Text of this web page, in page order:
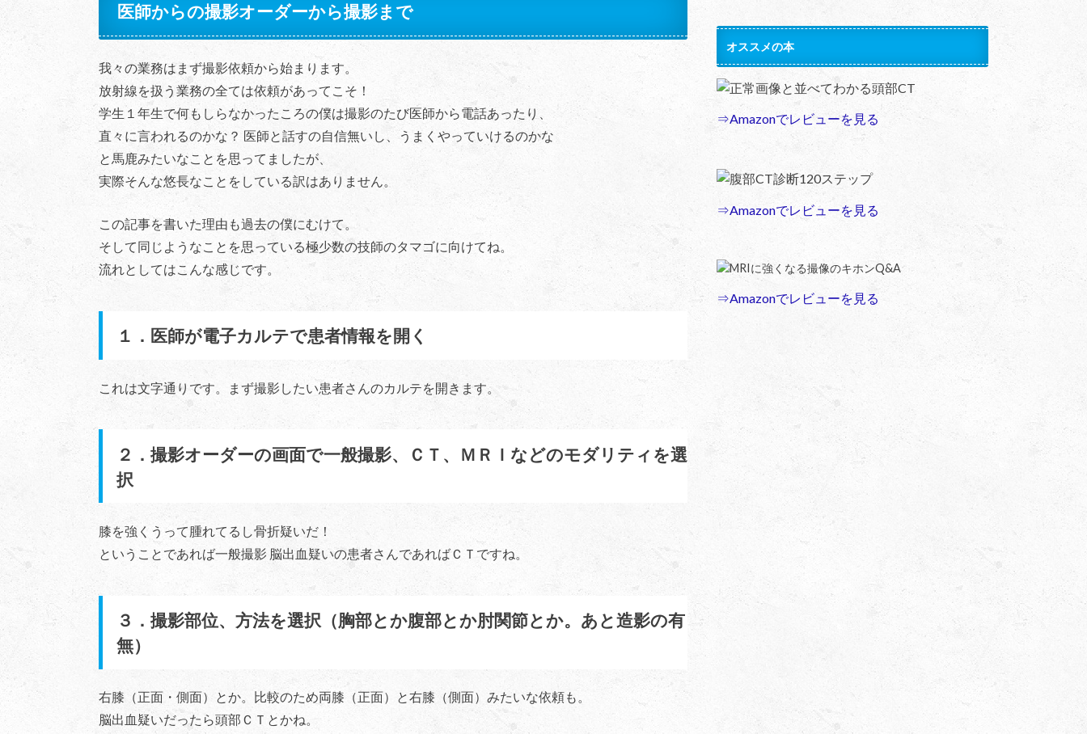
医師からの撮影オーダーから撮影まで
我々の業務はまず撮影依頼から始まります。
放射線を扱う業務の全ては依頼があってこそ！
学生１年生で何もしらなかったころの僕は撮影のたび医師から電話あったり、
直々に言われるのかな？ 医師と話すの自信無いし、うまくやっていけるのかな
と馬鹿みたいなことを思ってましたが、
実際そんな悠長なことをしている訳はありません。
この記事を書いた理由も過去の僕にむけて。
そして同じようなことを思っている極少数の技師のタマゴに向けてね。
流れとしてはこんな感じです。
１．医師が電子カルテで患者情報を開く
これは文字通りです。まず撮影したい患者さんのカルテを開きます。
２．撮影オーダーの画面で一般撮影、ＣＴ、ＭＲＩなどのモダリティを選
択
膝を強くうって腫れてるし骨折疑いだ！
ということであれば一般撮影 脳出血疑いの患者さんであればＣＴですね。
３．撮影部位、方法を選択（胸部とか腹部とか肘関節とか。あと造影の有
無）
右膝（正面・側面）とか。比較のため両膝（正面）と右膝（側面）みたいな依頼も。
脳出血疑いだったら頭部ＣＴとかね。
オススメの本
正常画像と並べてわかる頭部CT
⇒Amazonでレビューを見る
腹部CT診断120ステップ
⇒Amazonでレビューを見る
MRIに強くなる撮像のキホンQ&A
⇒Amazonでレビューを見る